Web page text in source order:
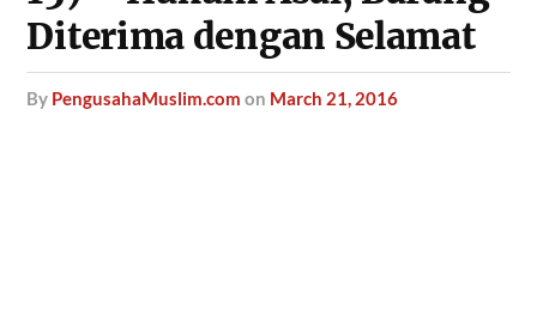
Diterima dengan Selamat
by PengusahaMuslim.com on March 21, 2016